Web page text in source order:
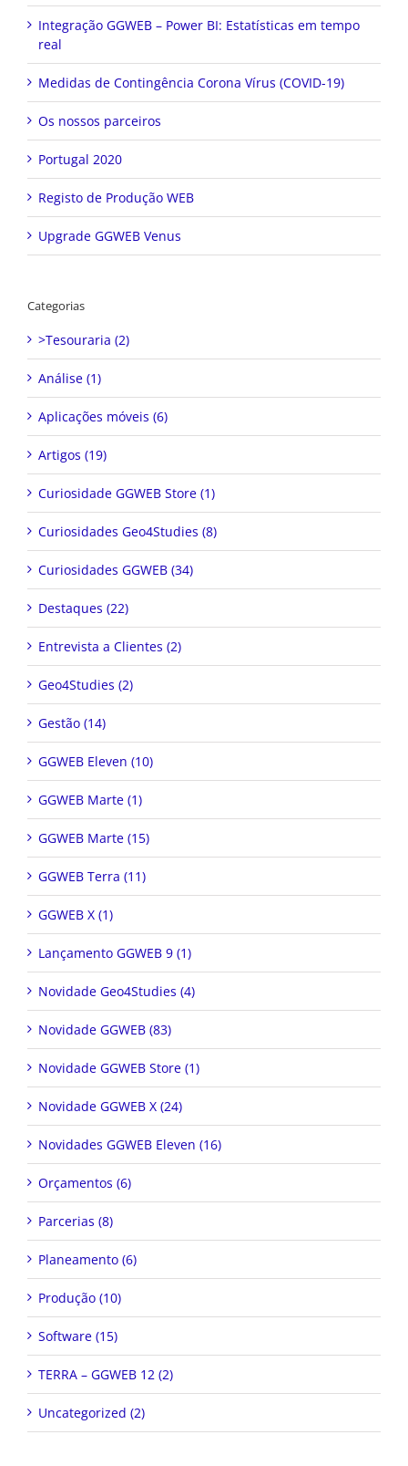
Integração GGWEB – Power BI: Estatísticas em tempo
real
Medidas de Contingência Corona Vírus (COVID-19)
Os nossos parceiros
Portugal 2020
Registo de Produção WEB
Upgrade GGWEB Venus
Categorias
>Tesouraria (2)
Análise (1)
Aplicações móveis (6)
Artigos (19)
Curiosidade GGWEB Store (1)
Curiosidades Geo4Studies (8)
Curiosidades GGWEB (34)
Destaques (22)
Entrevista a Clientes (2)
Geo4Studies (2)
Gestão (14)
GGWEB Eleven (10)
GGWEB Marte (1)
GGWEB Marte (15)
GGWEB Terra (11)
GGWEB X (1)
Lançamento GGWEB 9 (1)
Novidade Geo4Studies (4)
Novidade GGWEB (83)
Novidade GGWEB Store (1)
Novidade GGWEB X (24)
Novidades GGWEB Eleven (16)
Orçamentos (6)
Parcerias (8)
Planeamento (6)
Produção (10)
Software (15)
TERRA – GGWEB 12 (2)
Uncategorized (2)